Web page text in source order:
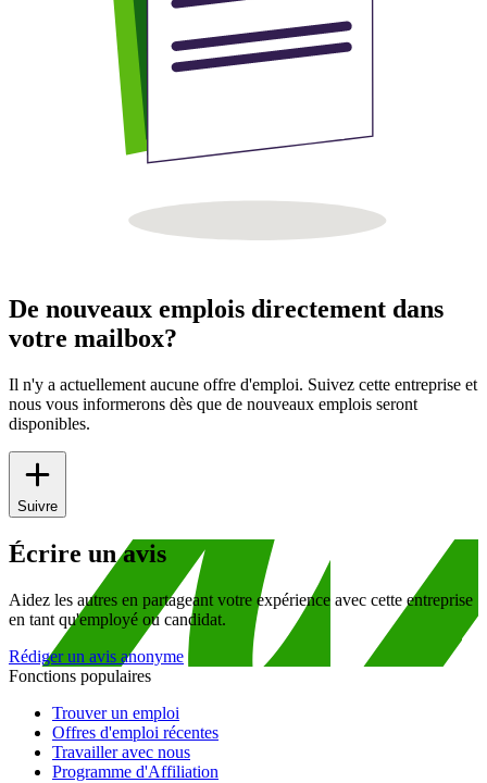
De nouveaux emplois directement dans
votre mailbox?
Il n'y a actuellement aucune offre d'emploi. Suivez cette entreprise et
nous vous informerons dès que de nouveaux emplois seront
disponibles.
Suivre
Écrire un avis
Aidez les autres en partageant votre expérience avec cette entreprise
en tant qu'employé ou candidat.
Rédiger un avis anonyme
Fonctions populaires
Trouver un emploi
Offres d'emploi récentes
Travailler avec nous
Programme d'Affiliation